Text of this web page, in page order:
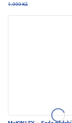
1.999 Kč